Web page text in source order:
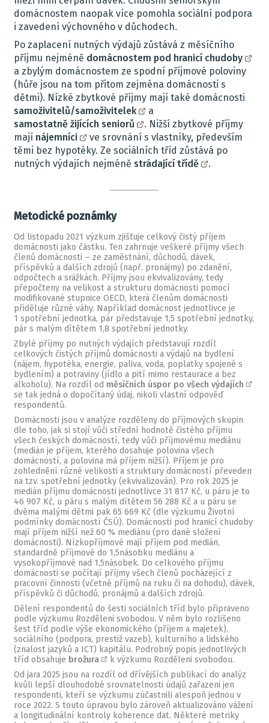
domácnostem naopak více pomohla sociální podpora
i zavedení výchovného v důchodech.
Po zaplacení nutných výdajů zůstává z měsíčního
příjmu nejméně domácnostem pod hranicí chudoby
a zbylým domácnostem ze spodní příjmové poloviny
(hůře jsou na tom přitom zejména domácnosti s
dětmi). Nízké zbytkové příjmy mají také domácnosti
samoživitelů/samoživitelek
a
samostatně žijících seniorů
. Nižší zbytkové příjmy
mají nájemníci
ve srovnání s vlastníky, především
těmi bez hypotéky. Ze sociálních tříd zůstává po
nutných výdajích nejméně strádající třídě .
Metodické poznámky
Od listopadu 2021 výzkum zjišťuje celkový čistý příjem
domácnosti jako částku. Ten zahrnuje veškeré příjmy všech
členů domácnosti – ze zaměstnání, důchodů, dávek,
příspěvků a dalších zdrojů (např. pronájmy) po zdanění,
odpočtech a srážkách. Příjmy jsou ekvivalizovány, tedy
přepočteny na velikost a strukturu domácnosti pomocí
modifikované stupnice OECD, která členům domácnosti
přiděluje různé váhy. Například domácnost jednotlivce je
1 spotřební jednotka, pár představuje 1,5 spotřební jednotky,
pár s malým dítětem 1,8 spotřební jednotky.
Zbylé příjmy po nutných výdajích představují rozdíl
celkových čistých příjmů domácnosti a výdajů na bydlení
(nájem, hypotéka, energie, paliva, voda, poplatky spojené s
bydlením) a potraviny (jídlo a pití mimo restaurace a bez
alkoholu). Na rozdíl od měsíčních úspor po všech výdajích
se tak jedná o dopočítaný údaj, nikoli vlastní odpověď
respondentů.
Domácnosti jsou v analýze rozděleny do příjmových skupin
dle toho, jak si stojí vůči střední hodnotě čistého příjmu
všech českých domácností, tedy vůči příjmovému mediánu
(medián je příjem, kterého dosahuje polovina všech
domácností, a polovina má příjem nižší). Příjem je pro
zohlednění různé velikosti a struktury domácností převeden
na tzv. spotřební jednotky (ekvivalizován). Pro rok 2025 je
medián příjmu domácnosti jednotlivce 31 817 Kč, u páru je to
46 907 Kč, u páru s malým dítětem 56 288 Kč a u páru se
dvěma malými dětmi pak 65 669 Kč (dle výzkumu Životní
podmínky domácností ČSÚ). Domácnosti pod hranicí chudoby
mají příjem nižší než 60 % mediánu (pro dané složení
domácnosti). Nízkopříjmové mají příjem pod medián,
standardně příjmové do 1,5násobku mediánu a
vysokopříjmové nad 1,5násobek. Do celkového příjmu
domácnosti se počítají příjmy všech členů pocházející z
pracovní činnosti (včetně příjmů na ruku či na dohodu), dávek,
příspěvků či důchodů, pronájmů a dalších zdrojů.
Dělení respondentů do šesti sociálních tříd bylo připraveno
podle výzkumu Rozděleni svobodou. V něm bylo rozlišeno
šest tříd podle výše ekonomického (příjem a majetek),
sociálního (podpora, prestiž vazeb), kulturního a lidského
(znalost jazyků a ICT) kapitálu. Podrobný popis jednotlivých
tříd obsahuje brožura
k výzkumu Rozděleni svobodou.
Od jara 2025 jsou na rozdíl od dřívějších publikací do analýz
kvůli lepší dlouhodobé srovnatelnosti údajů zařazeni jen
respondenti, kteří se výzkumu zúčastnili alespoň jednou v
roce 2022. S touto úpravou bylo zároveň aktualizováno vážení
a longitudinální kontroly koherence dat. Některé metriky